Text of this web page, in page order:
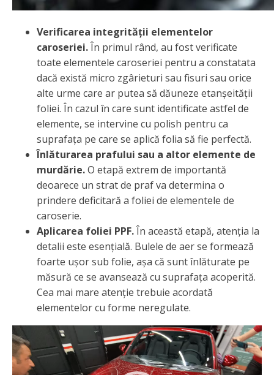
Verificarea integrității elementelor
caroseriei.În primul rând, au fost verificate
toate elementele caroseriei pentru a constatata
dacă există micro zgârieturi sau fisuri sau orice
alte urme care ar putea să dăuneze etanșeității
foliei. În cazul în care sunt identificate astfel de
elemente, se intervine cu polish pentru ca
suprafața pe care se aplică folia să fie perfectă.
Înlăturarea prafului sau a altor elemente de
murdărie.O etapă extrem de importantă
deoarece un strat de praf va determina o
prindere deficitară a foliei de elementele de
caroserie.
Aplicarea foliei PPF.În această etapă, atenția la
detalii este esențială. Bulele de aer se formează
foarte ușor sub folie, așa că sunt înlăturate pe
măsură ce se avansează cu suprafața acoperită.
Cea mai mare atenție trebuie acordată
elementelor cu forme neregulate.
Player
video